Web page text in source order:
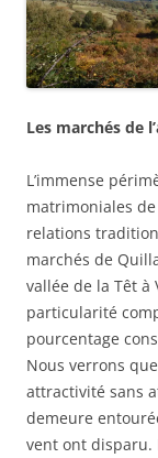
Les marchés de
L’immense
matrimoniales
relations
marchés de
vallée de la Têt à
particularité
pourcentage
Nous verrons
attractivité sans
demeure
vent ont disparu.